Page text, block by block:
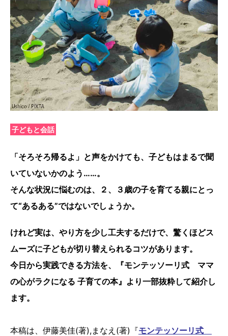
子どもと会話
「そろそろ帰るよ」と声をかけても、子どもはまるで聞
いていないかのよう……。
そんな状況に悩むのは、２、３歳の子を育てる親にとっ
て“あるある”ではないでしょうか。
けれど実は、やり方を少し工夫するだけで、驚くほどス
ムーズに子どもが切り替えられるコツがあります。
今日から実践できる方法を、『モンテッソーリ式 ママ
の心がラクになる 子育ての本』より一部抜粋して紹介し
ます。
本稿は、伊藤美佳(著),まなえ(著)『モンテッソーリ式